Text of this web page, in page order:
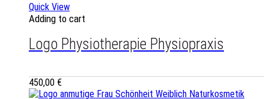
Quick View
Adding to cart
Logo Physiotherapie Physiopraxis
450,00 €